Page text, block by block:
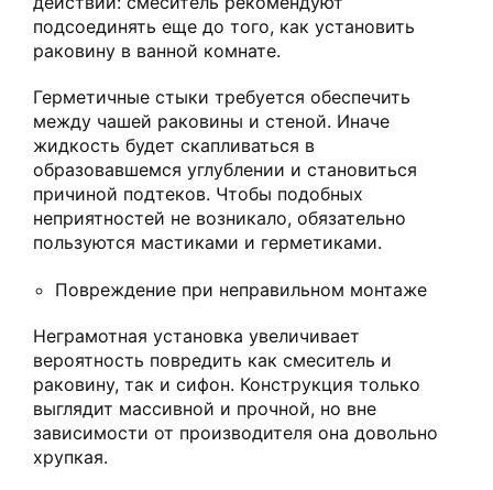
подсоединять еще до того, как установить
раковину в ванной комнате.
Герметичные стыки требуется обеспечить
между чашей раковины и стеной. Иначе
жидкость будет скапливаться в
образовавшемся углублении и становиться
причиной подтеков. Чтобы подобных
неприятностей не возникало, обязательно
пользуются мастиками и герметиками.
Повреждение при неправильном монтаже
Неграмотная установка увеличивает
вероятность повредить как смеситель и
раковину, так и сифон. Конструкция только
выглядит массивной и прочной, но вне
зависимости от производителя она довольно
хрупкая.